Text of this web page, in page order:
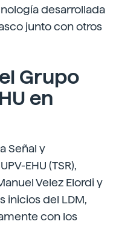
desarrollada
junto con otros
Grupo
en
Señal y
EHU (TSR),
Velez Elordi y
inicios del LDM,
con los